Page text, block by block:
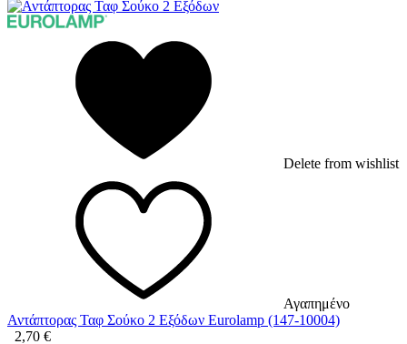
Delete from wishlist
Αγαπημένο
Αντάπτορας Ταφ Σούκο 2 Εξόδων Eurolamp (147-10004)
2,70 €